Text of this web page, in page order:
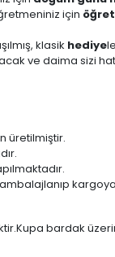
için
klasik hediye
ve daima sizi
üretilmiştir.
ambalajlanıp
bardak